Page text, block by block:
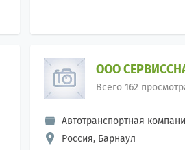
ООО
Всего 162
Автотранспортная
Россия, Барнаул